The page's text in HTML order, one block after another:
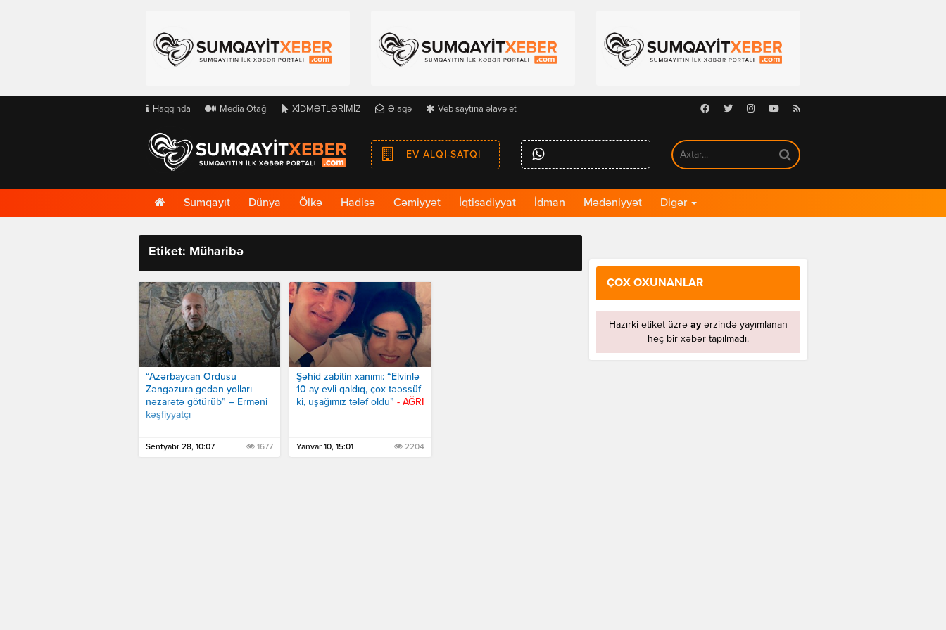
Haqqında Media Otağı XİDMƏTLƏRİMİZ Əlaqə Veb saytına əlavə et Facebook
TwitterInstagramYoutubeRSS
EV ALQI-SATQI
Ana
Səhifə
Sumqayıt Dünya Ölkə Hadisə Cəmiyyət İqtisadiyyat İdman Mədəniyyət Digər
Etiket: Müharibə
“Azərbaycan Ordusu
Zəngəzura gedən yolları
nəzarətə götürüb” – Erməni
kəşfiyyatçı
Sentyabr 28, 10:07 1677
Şəhid zabitin xanımı: “Elvinlə
10 ay evli qaldıq, çox təəssüf
ki, uşağımız tələf oldu”- AĞRI
Yanvar 10, 15:01 2204
ÇOX OXUNANLAR
Hazırki etiket üzrə ayərzində yayımlanan
heç bir xəbər tapılmadı.